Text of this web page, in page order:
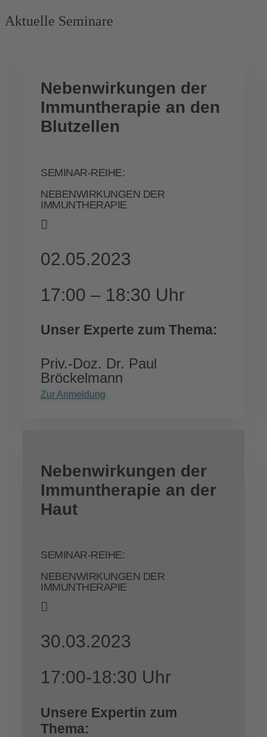
Aktuelle Seminare
Nebenwirkungen der
Immuntherapie an den
Blutzellen
SEMINAR-REIHE:
NEBENWIRKUNGEN DER
IMMUNTHERAPIE
02.05.2023
17:00 – 18:30 Uhr
Unser Experte zum Thema:
Priv.-Doz. Dr. Paul
Bröckelmann
Zur Anmeldung
Nebenwirkungen der
Immuntherapie an der
Haut
SEMINAR-REIHE:
NEBENWIRKUNGEN DER
IMMUNTHERAPIE
30.03.2023
17:00-18:30 Uhr
Unsere Expertin zum
Thema: